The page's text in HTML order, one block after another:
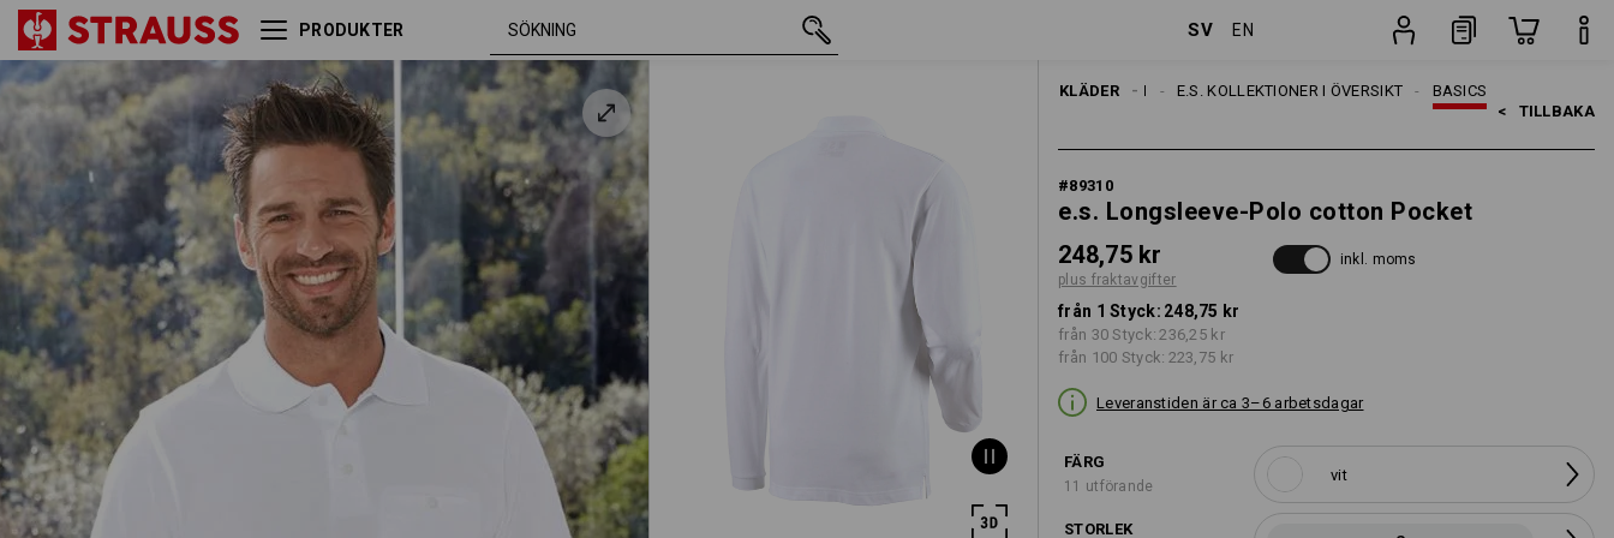
PRODUKTER SV EN
KLÄDER BASICS
E.S. KOLLEKTIONER I ÖVERSIKT
TEMAN
HERRAR
< TILLBAKA
#89310
e.s. Longsleeve-Polo cotton Pocket
248,75 kr
plus fraktavgifter
inkl. moms
från 1 Styck: 248,75 kr
från 30 Styck: 236,25 kr
från 100 Styck: 223,75 kr
Leveranstiden är ca 3–6 arbetsdagar
FÄRG
11 utförande
vit
STORLEK
e.s. Longsleeve-Polo cotton
Pocket
vit S 248,75 kr